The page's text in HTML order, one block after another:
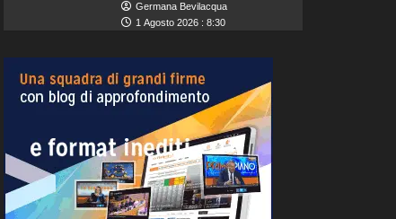
Germana Bevilacqua
1 Agosto 2026 : 8:30